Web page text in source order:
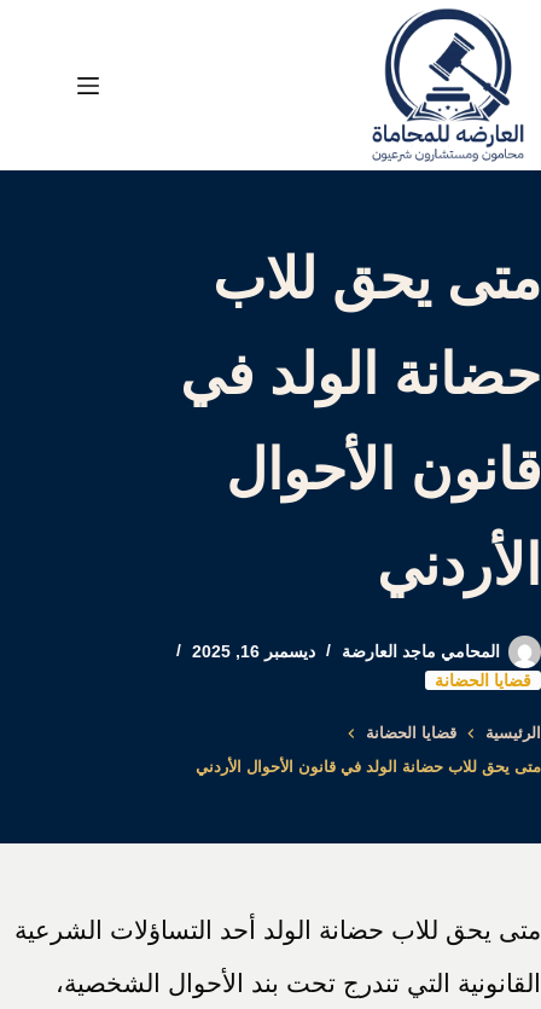
التجاوز
إلى
المحتوى
متى يحق للاب
حضانة الولد في
قانون الأحوال
الأردني
المحامي ماجد العارضة
ديسمبر 16, 2025
قضايا الحضانة
الرئيسية
قضايا الحضانة
متى يحق للاب حضانة الولد في قانون الأحوال الأردني
متى يحق للاب حضانة الولد أحد التساؤلات الشرعية
القانونية التي تندرج تحت بند الأحوال الشخصية،